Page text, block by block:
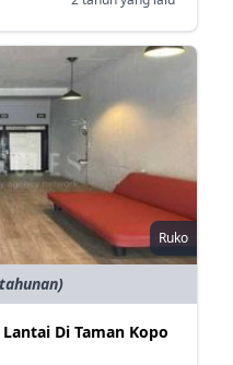
Ruko
Di Taman Kopo